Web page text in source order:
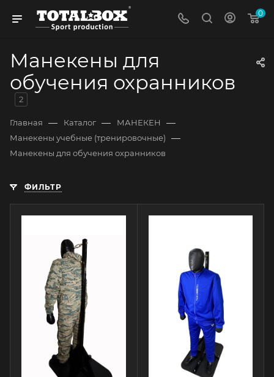
0
Манекены для
обучения охранников
2
Главная — Каталог — МАНЕКЕН —
Манекены учебные (тренировочные) —
Манекены для обучения охранников
ФИЛЬТР